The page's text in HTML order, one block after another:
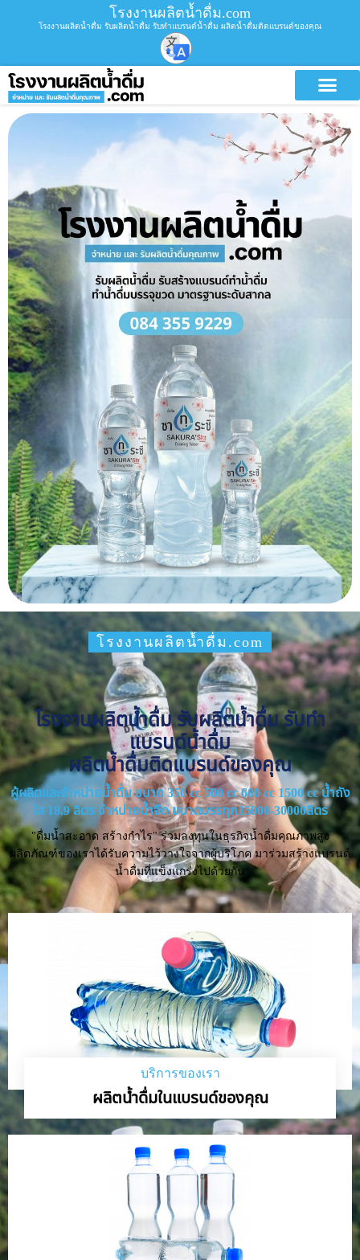
โรงงานผลิตน้ำดื่ม.com
โรงงานผลิตน้ำดื่ม รับผลิตน้ำดื่ม รับทำแบรนด์น้ำดื่ม ผลิตน้ำดื่มติดแบรนด์ของคุณ
โรงงานผลิตน้ำดื่ม.com
โรงงานผลิตน้ำดื่ม รับผลิตน้ำดื่ม รับทำ
แบรนด์น้ำดื่ม
ผลิตน้ำดื่มติดแบรนด์ของคุณ
ผู้ผลิตและจำหน่ายน้ำดื่ม ขนาด 350 cc 500 cc 600 cc 1500 cc น้ำถัง
ใส 18.9 ลิตร จำหน่ายน้ำจืด ขนาดบรรทุก15000-30000ลิตร
"ดื่มน้ำสะอาด สร้างกำไร" ร่วมลงทุนในธุรกิจน้ำดื่มคุณภาพสูง
ผลิตภัณฑ์ของเราได้รับความไว้วางใจจากผู้บริโภค มาร่วมสร้างแบรนด์
น้ำดื่มที่แข็งแกร่งไปด้วยกัน
บริการของเรา
ผลิตน้ำดื่มในแบรนด์ของคุณ